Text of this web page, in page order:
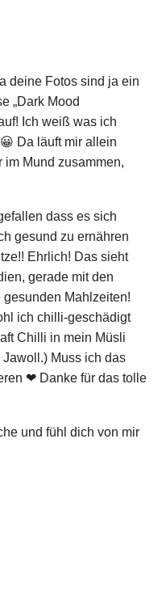
deine Fotos sind ja ein
„Dark Mood
Ich weiß was ich
Da läuft mir allein
im Mund zusammen,
dass es sich
gesund zu ernähren
Ehrlich! Das sieht
gerade mit den
Mahlzeiten!
ich chilli-geschädigt
Chilli in mein Müsli
Muss ich das
❤ Danke für das tolle
und fühl dich von mir